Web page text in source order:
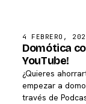
4 FEBRERO,
Domótica
YouTube!
¿Quieres
empezar a
través de